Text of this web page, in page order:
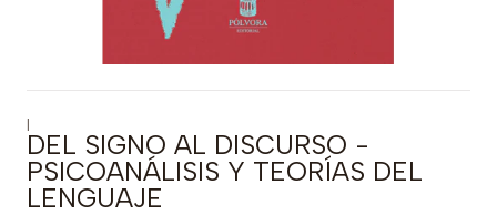
|
DEL SIGNO AL DISCURSO -
PSICOANÁLISIS Y TEORÍAS DEL
LENGUAJE